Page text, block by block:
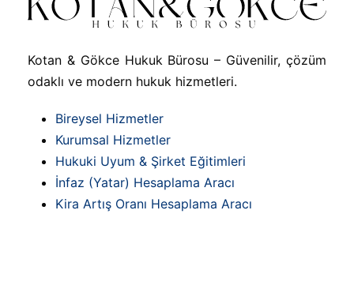
Kotan & Gökce Hukuk Bürosu – Güvenilir, çözüm
odaklı ve modern hukuk hizmetleri.
Bireysel Hizmetler
Kurumsal Hizmetler
Hukuki Uyum & Şirket Eğitimleri
İnfaz (Yatar) Hesaplama Aracı
Kira Artış Oranı Hesaplama Aracı